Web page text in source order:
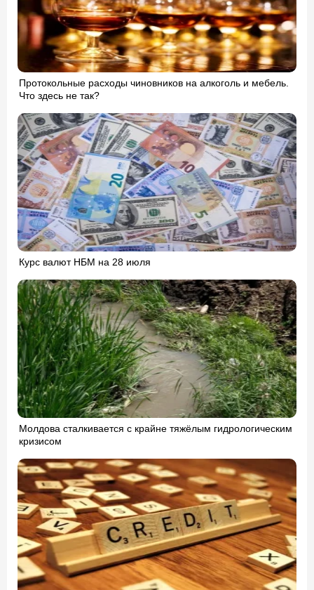
Протокольные расходы чиновников на алкоголь и мебель.
Что здесь не так?
Курс валют НБМ на 28 июля
Молдова сталкивается с крайне тяжёлым гидрологическим
кризисом